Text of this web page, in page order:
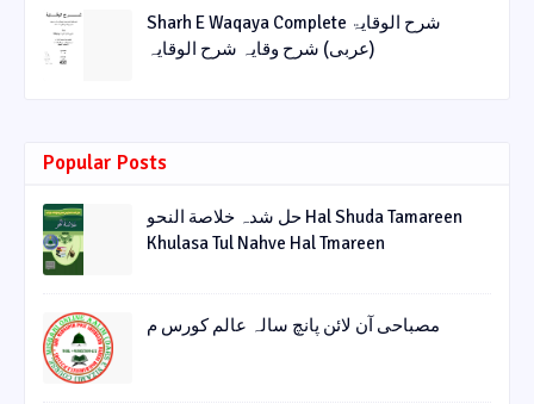
Sharh E Waqaya Complete شرح الوقایۃ
(عربی) شرح وقایہ شرح الوقایہ
Popular Posts
حل شدہ خلاصة النحو Hal Shuda Tamareen
Khulasa Tul Nahve Hal Tmareen
مصباحی آن لائن پانچ سالہ عالم کورس م